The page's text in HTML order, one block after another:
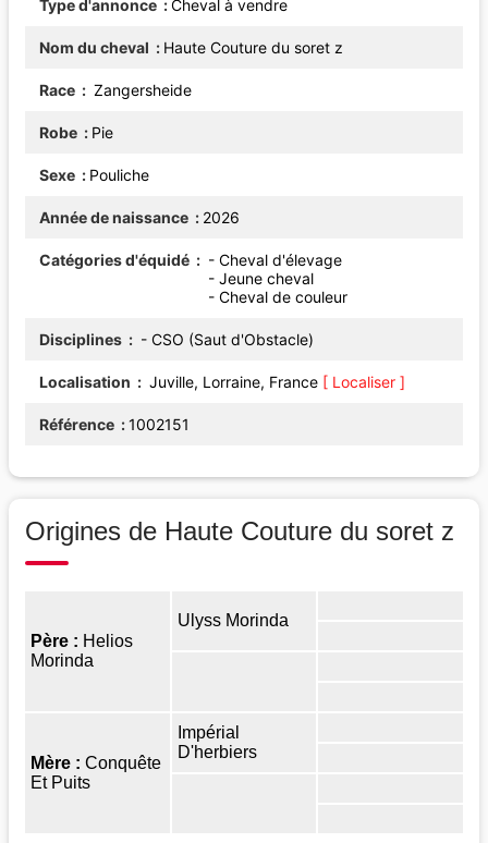
Type d'annonce Cheval à vendre
Nom du cheval Haute Couture du soret z
Race Zangersheide
Robe Pie
Sexe Pouliche
Année de naissance 2026
Catégories d'équidé
- Cheval d'élevage
- Jeune cheval
- Cheval de couleur
Disciplines - CSO (Saut d'Obstacle)
Localisation Juville, Lorraine, France [ Localiser ]
Référence 1002151
Origines de Haute Couture du soret z
Père : Helios
Morinda
Ulyss Morinda
Mère : Conquête
Et Puits
Impérial
D'herbiers